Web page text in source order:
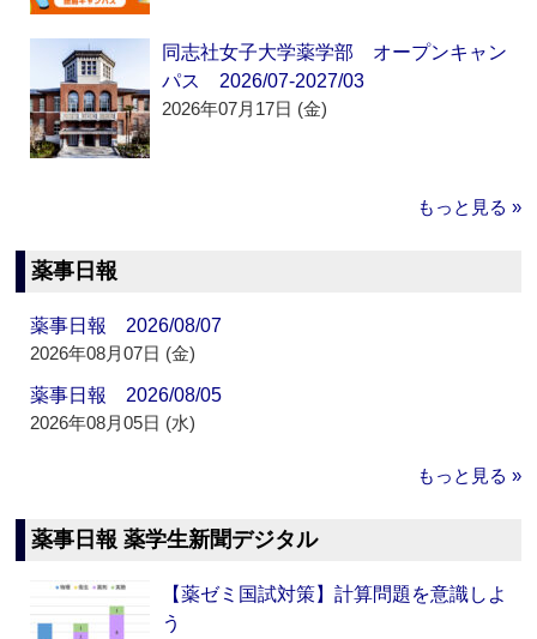
同志社女子大学薬学部 オープンキャン
パス 2026/07-2027/03
2026年07月17日 (金)
もっと見る »
薬事日報
薬事日報 2026/08/07
2026年08月07日 (金)
薬事日報 2026/08/05
2026年08月05日 (水)
もっと見る »
薬事日報 薬学生新聞デジタル
【薬ゼミ国試対策】計算問題を意識しよ
う